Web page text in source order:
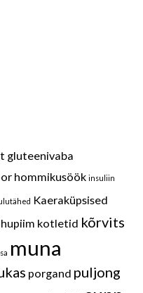
gluteenivaba
hommikusöök insuliin
Kaeraküpsised
kotletid kõrvits
muna
porgand puljong